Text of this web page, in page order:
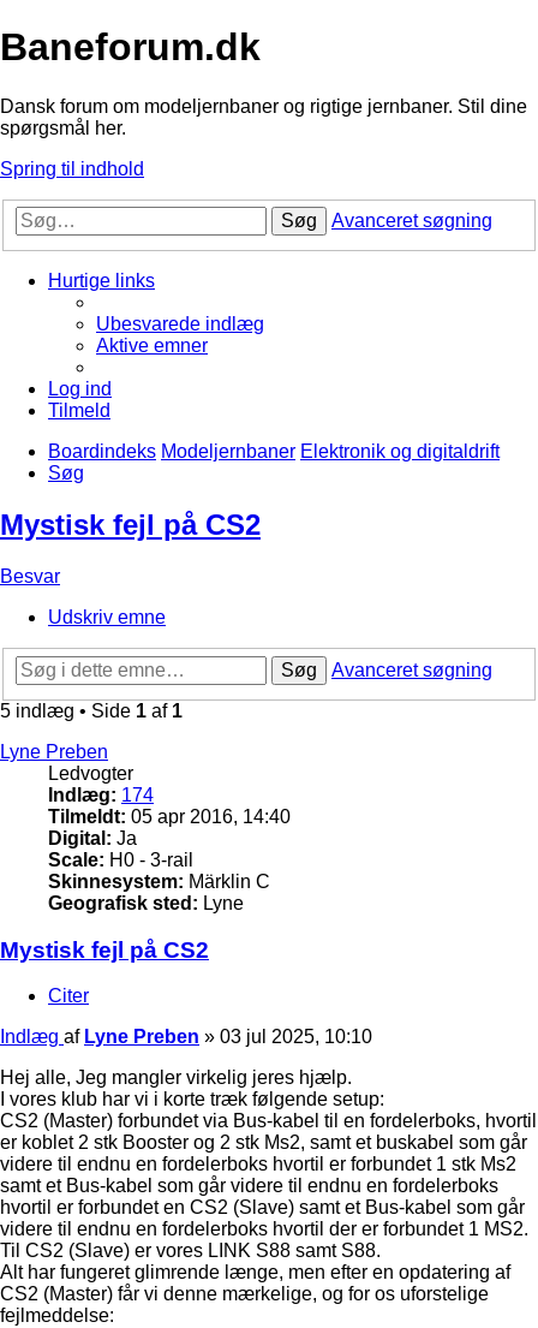
Baneforum.dk
Dansk forum om modeljernbaner og rigtige jernbaner. Stil dine
spørgsmål her.
Spring til indhold
Søg Avanceret søgning
Hurtige links
Ubesvarede indlæg
Aktive emner
Log ind
Tilmeld
Boardindeks Modeljernbaner Elektronik og digitaldrift
Søg
Mystisk fejl på CS2
Besvar
Udskriv emne
Søg
Avanceret søgning
5 indlæg • Side 1 af 1
Lyne Preben
Ledvogter
Indlæg: 174
Tilmeldt: 05 apr 2016, 14:40
Digital: Ja
Scale: H0 - 3-rail
Skinnesystem: Märklin C
Geografisk sted: Lyne
Mystisk fejl på CS2
Citer
Indlæg af Lyne Preben » 03 jul 2025, 10:10
Hej alle, Jeg mangler virkelig jeres hjælp.
I vores klub har vi i korte træk følgende setup:
CS2 (Master) forbundet via Bus-kabel til en fordelerboks, hvortil
er koblet 2 stk Booster og 2 stk Ms2, samt et buskabel som går
videre til endnu en fordelerboks hvortil er forbundet 1 stk Ms2
samt et Bus-kabel som går videre til endnu en fordelerboks
hvortil er forbundet en CS2 (Slave) samt et Bus-kabel som går
videre til endnu en fordelerboks hvortil der er forbundet 1 MS2.
Til CS2 (Slave) er vores LINK S88 samt S88.
Alt har fungeret glimrende længe, men efter en opdatering af
CS2 (Master) får vi denne mærkelige, og for os uforstelige
fejlmeddelse: